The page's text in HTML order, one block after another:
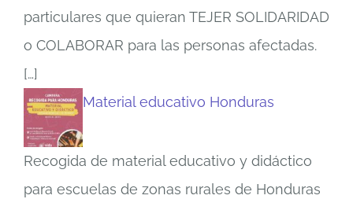
particulares que quieran TEJER SOLIDARIDAD
o COLABORAR para las personas afectadas.
[…]
Material educativo Honduras
Recogida de material educativo y didáctico
para escuelas de zonas rurales de Honduras